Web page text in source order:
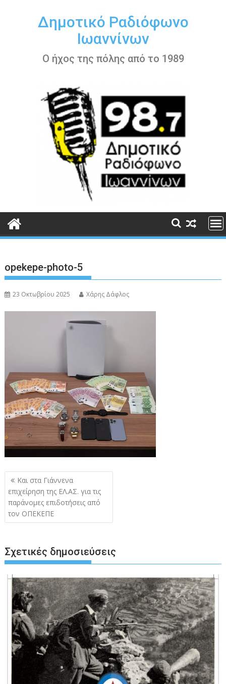
περιεχόμενοΔημοτικό Ραδιόφωνο
Ιωαννίνων
Ο ήχος της πόλης από το 1989
opekepe-photo-5
23 Οκτωβρίου 2025 Χάρης Δάφλος
Πλοήγηση
άρθρων
Και στα Γιάννενα
επιχείρηση της ΕΛ.ΑΣ. για τις
παράνομες επιδοτήσεις από
τον ΟΠΕΚΕΠΕ
Σχετικές δημοσιεύσεις